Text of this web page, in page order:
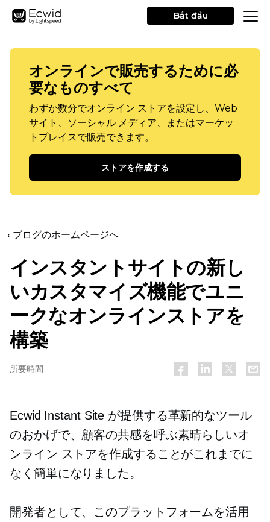
Bắt đầu
オンラインで販売するために必
要なものすべて
わずか数分でオンライン ストアを設定し、Web
サイト、ソーシャル メディア、またはマーケッ
トプレイスで販売できます。
ストアを作成する
‹ ブログのホームページへ
インスタントサイトの新し
いカスタマイズ機能でユニ
ークなオンラインストアを
構築
所要時間
Ecwid Instant Site が提供する革新的なツール
のおかげで、顧客の共感を呼ぶ素晴らしいオ
ンライン ストアを作成することがこれまでに
なく簡単になりました。
開発者として、このプラットフォームを活用